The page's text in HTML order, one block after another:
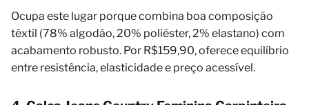
Ocupa este lugar porque combina boa composição
têxtil (78% algodão, 20% poliéster, 2% elastano) com
acabamento robusto. Por R$159,90, oferece equilíbrio
entre resistência, elasticidade e preço acessível.